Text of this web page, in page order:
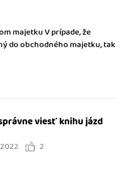
majetku V prípade, že
do obchodného majetku, tak
viesť knihu jázd
2022 2